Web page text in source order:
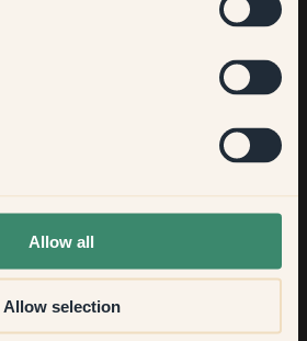
Allow all
Allow selection
None of the above